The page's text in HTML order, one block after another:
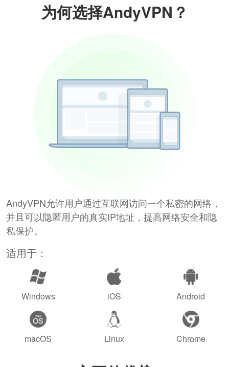
为何选择AndyVPN？
AndyVPN允许用户通过互联网访问一个私密的网络，
并且可以隐匿用户的真实IP地址，提高网络安全和隐
私保护。
适用于：
Windows iOS Android
macOS Linux Chrome